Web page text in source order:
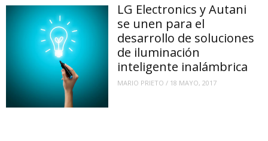
LG Electronics y Autani
se unen para el
desarrollo de soluciones
de iluminación
inteligente inalámbrica
MARIO PRIETO / 18 MAYO, 2017